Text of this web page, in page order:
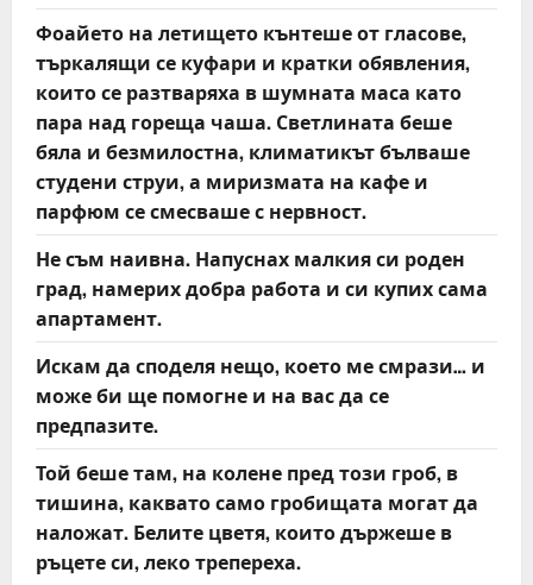
Фоайето на летището кънтеше от гласове,
търкалящи се куфари и кратки обявления,
които се разтваряха в шумната маса като
пара над гореща чаша. Светлината беше
бяла и безмилостна, климатикът бълваше
студени струи, а миризмата на кафе и
парфюм се смесваше с нервност.
Не съм наивна. Напуснах малкия си роден
град, намерих добра работа и си купих сама
апартамент.
Искам да споделя нещо, което ме смрази… и
може би ще помогне и на вас да се
предпазите.
Той беше там, на колене пред този гроб, в
тишина, каквато само гробищата могат да
наложат. Белите цветя, които държеше в
ръцете си, леко трепереха.